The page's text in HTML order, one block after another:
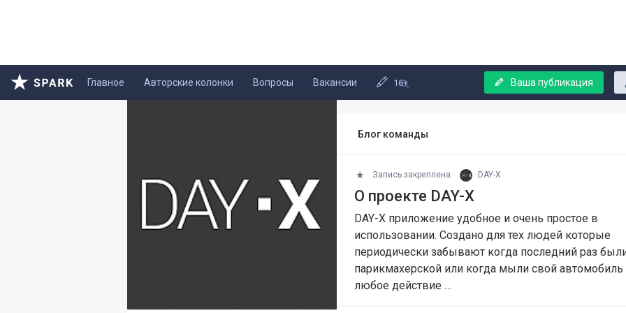
Главное Авторские колонки Вопросы Вакансии Ваша публикация
16+
Блог команды
Запись закреплена DAY-X
О проекте DAY-X
DAY-X приложение удобное и очень простое в
использовании. Создано для тех людей которые
периодически забывают когда последний раз
парикмахерской или когда мыли свой
любое действие …